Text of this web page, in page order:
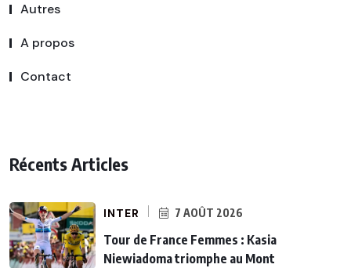
Autres
A propos
Contact
Récents Articles
INTER 7 AOÛT 2026
Tour de France Femmes : Kasia
Niewiadoma triomphe au Mont